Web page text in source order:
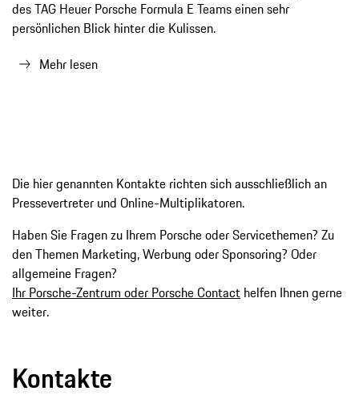
des TAG Heuer Porsche Formula E Teams einen sehr
persönlichen Blick hinter die Kulissen.
Mehr lesen
Die hier genannten Kontakte richten sich ausschließlich an
Pressevertreter und Online-Multiplikatoren.
Haben Sie Fragen zu Ihrem Porsche oder Servicethemen? Zu
den Themen Marketing, Werbung oder Sponsoring? Oder
allgemeine Fragen?
Ihr Porsche-Zentrum oder Porsche Contact helfen Ihnen gerne
weiter.
Kontakte